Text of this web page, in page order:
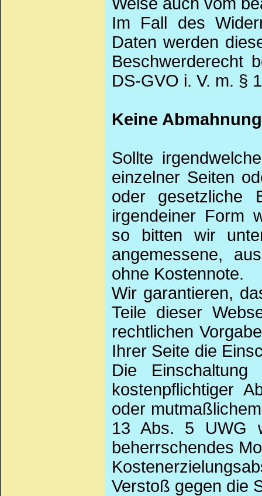
Im Fall des
Daten werden
Beschwerderecht
DS-GVO i. V. m. §
Keine
Sollte
einzelner Seiten
oder gesetzliche
irgendeiner Form
so bitten wir
angemessene,
ohne Kostennote.
Wir garantieren,
Teile dieser
rechtlichen
Ihrer Seite die
Die
kostenpflichtiger
oder
13 Abs. 5 UWG
beherrschendes
Verstoß gegen die